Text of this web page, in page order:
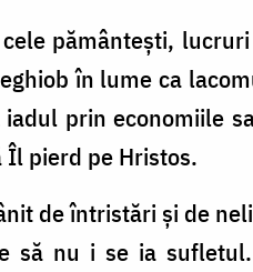
pământeşti,
în lume ca
prin economiile
pierd pe Hristos.
de întristări şi de
nu i se ia